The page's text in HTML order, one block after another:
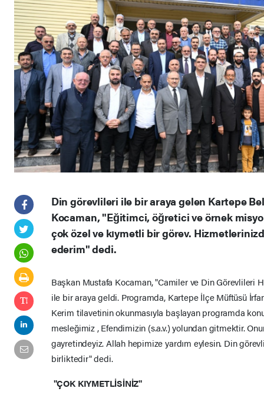
Din görevlileri ile bir araya gelen Kartepe
Kocaman, "Eğitimci, öğretici ve örnek
çok özel ve kıymetli bir görev.
ederim" dedi.
Başkan Mustafa Kocaman, "Camiler ve Din Görevlileri
ile bir araya geldi. Programda, Kartepe İlçe Müftüsü
Kerim tilavetinin okunmasıyla başlayan programda
mesleğimiz , Efendimizin (s.a.v.) yolundan gitmektir.
gayretindeyiz. Allah hepimize yardım eylesin. Din
birliktedir" dedi.
"ÇOK KIYMETLİSİNİZ"